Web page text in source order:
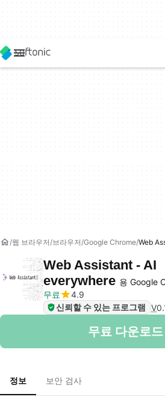
웹 브라우저 브라우저 Google Chrome Web
Web Assistant - AI
everywhere 용 Google
무료
4.9
신뢰할 수 있는 프로그램 V
무료 다운로드
정보 보안 검사